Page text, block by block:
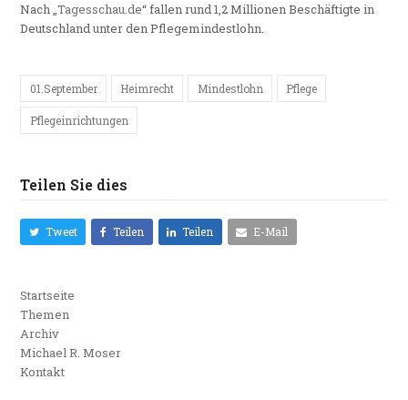
Nach „Tagesschau.de“ fallen rund 1,2 Millionen Beschäftigte in
Deutschland unter den Pflegemindestlohn.
01.September Heimrecht Mindestlohn Pflege
Pflegeinrichtungen
Teilen Sie dies
Tweet Teilen Teilen E-Mail
Startseite
Themen
Archiv
Michael R. Moser
Kontakt